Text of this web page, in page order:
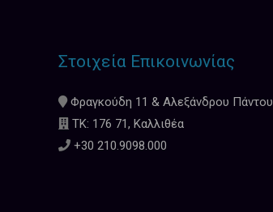
Στοιχεία Επικοινωνίας
Φραγκούδη 11 & Αλεξάνδρου Πάντου
ΤΚ: 176 71, Καλλιθέα
+30 210.9098.000